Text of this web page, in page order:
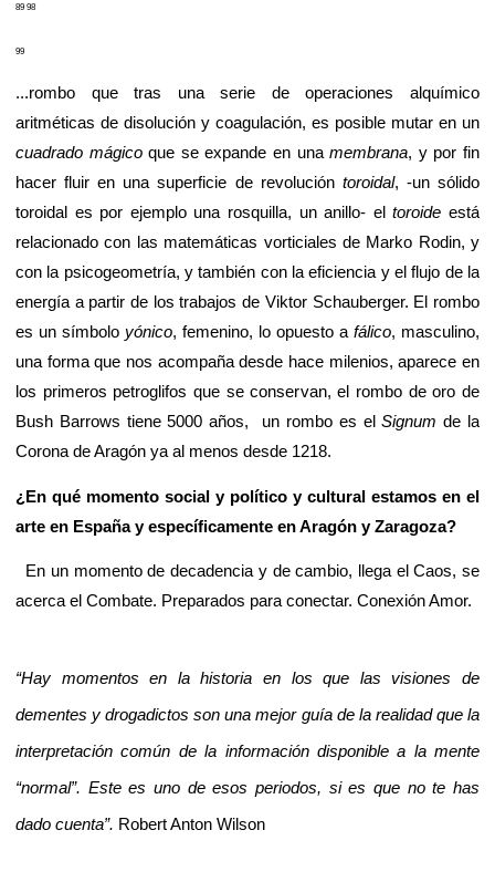
89 98
99
...rombo que tras una serie de operaciones alquímico
aritméticas de disolución y coagulación, es posible mutar en un
cuadrado mágicoque se expande en unamembrana, y por fin
hacer fluir en una superficie de revolución toroidal, -un sólido
toroidal es por ejemplo una rosquilla, un anillo- eltoroideestá
relacionado con las matemáticas vorticiales de Marko Rodin, y
con la psicogeometría, y también con la eficiencia y el flujo de la
energía a partir de los trabajos de Viktor Schauberger. El rombo
es un símbolo yónico, femenino, lo opuesto a fálico, masculino,
una forma que nos acompaña desde hace milenios, aparece en
los primeros petroglifos que se conservan, el rombo de oro de
Bush Barrows tiene 5000 años, un rombo es elSignumde la
Corona de Aragón ya al menos desde 1218.
¿En qué momento social y político y cultural estamos en el
arte en España y específicamente en Aragón y Zaragoza?
En un momento de decadencia y de cambio, llega el Caos, se
acerca el Combate. Preparados para conectar. Conexión Amor.
“Hay momentos en la historia en los que las visiones de
dementes y drogadictos son una mejor guía de la realidad que la
interpretación común de la información disponible a la mente
“normal”. Este es uno de esos periodos, si es que no te has
dado cuenta”. Robert Anton Wilson